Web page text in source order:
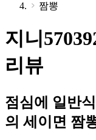
짬뽕
지니
리뷰
점심에 일반
의 세이면 짬